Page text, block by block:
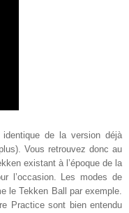
de la version déjà
Vous retrouvez donc au
existant à l’époque de la
l’occasion. Les modes de
le Tekken Ball par exemple.
Practice sont bien entendu